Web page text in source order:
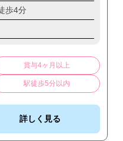
歩4分
賞与4ヶ月以上
駅徒歩5分以内
詳しく見る